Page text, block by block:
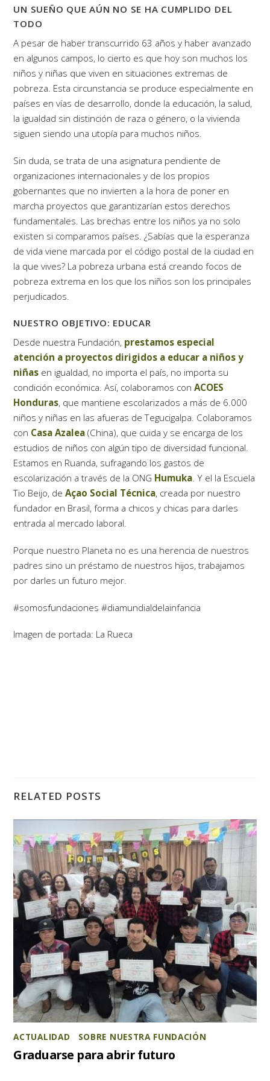
UN SUEÑO QUE AÚN NO SE HA CUMPLIDO DEL
TODO
A pesar de haber transcurrido 63 años y haber avanzado
en algunos campos, lo cierto es que hoy son muchos los
niños y niñas que viven en situaciones extremas de
pobreza. Esta circunstancia se produce especialmente en
países en vías de desarrollo, donde la educación, la salud,
la igualdad sin distinción de raza o género, o la vivienda
siguen siendo una utopía para muchos niños.
Sin duda, se trata de una asignatura pendiente de
organizaciones internacionales y de los propios
gobernantes que no invierten a la hora de poner en
marcha proyectos que garantizarían estos derechos
fundamentales. Las brechas entre los niños ya no solo
existen si comparamos países. ¿Sabías que la esperanza
de vida viene marcada por el código postal de la ciudad en
la que vives? La pobreza urbana está creando focos de
pobreza extrema en los que los niños son los principales
perjudicados.
NUESTRO OBJETIVO: EDUCAR
Desde nuestra Fundación, prestamos especial
atención a proyectos dirigidos a educar a niños y
niñas en igualdad, no importa el país, no importa su
condición económica. Así, colaboramos conACOES
Honduras, que mantiene escolarizados a más de 6.000
niños y niñas en las afueras de Tegucigalpa. Colaboramos
con Casa Azalea (China), que cuida y se encarga de los
estudios de niños con algún tipo de diversidad funcional.
Estamos en Ruanda, sufragando los gastos de
escolarización a través de la ONG Humuka. Y el la Escuela
Tio Beijo, deAçao Social Técnica, creada por nuestro
fundador en Brasil, forma a chicos y chicas para darles
entrada al mercado laboral.
Porque nuestro Planeta no es una herencia de nuestros
padres sino un préstamo de nuestros hijos, trabajamos
por darles un futuro mejor.
#somosfundaciones #diamundialdelainfancia
Imagen de portada: La Rueca
RELATED POSTS
ACTUALIDAD SOBRE NUESTRA FUNDACIÓN
Graduarse para abrir futuro